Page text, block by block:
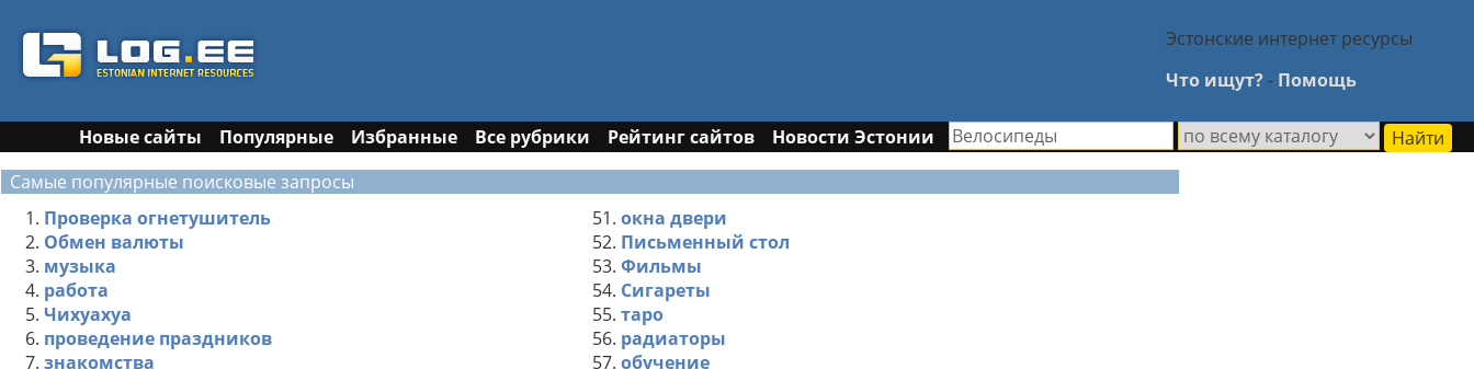
Эстонские интернет ресурсы
Что ищут?- Помощь
Новые сайты Популярные Избранные Все рубрики Рейтинг сайтов
Новости Эстонии
Самые популярные поисковые запросы
1. Проверка огнетушитель
2. Обмен валюты
3. музыка
4. работа
5. Чихуахуа
6. проведение праздников
7. знакомства
51. окна двери
52. Письменный стол
53. Фильмы
54. Сигареты
55. таро
56. радиаторы
57. обучение